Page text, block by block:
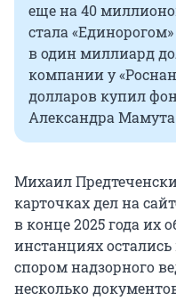
еще на 40
стала
в один миллиард
компании у
долларов купил
Александра
Михаил
карточках дел на
в конце 2025 года
инстанциях
спором надзорного
несколько